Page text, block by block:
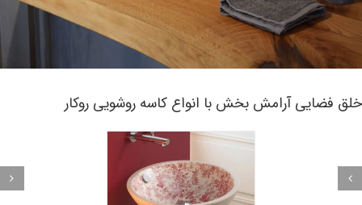
فضایی آرامش بخش با انواع کاسه روشویی روکار